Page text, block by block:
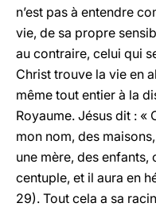
n’est pas à entendre
vie, de sa propre
au contraire, celui qui
Christ trouve la vie en
même tout entier à la
Royaume. Jésus dit : «
mon nom, des
une mère, des enfants,
centuple, et il aura en
29). Tout cela a sa